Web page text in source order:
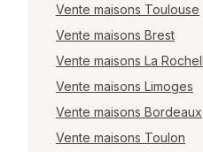
Vente maisons Toulouse
Vente maisons Brest
Vente maisons La
Vente maisons Limoges
Vente maisons Bordeaux
Vente maisons Toulon